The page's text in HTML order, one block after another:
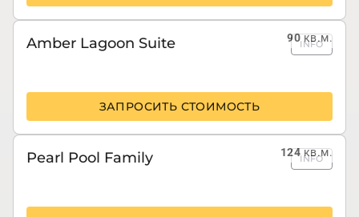
90кв.м.
Amber Lagoon Suite INFO
ЗАПРОСИТЬ СТОИМОСТЬ
124кв.м.
Pearl Pool Family INFO